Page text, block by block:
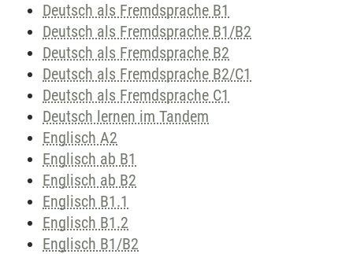
Deutsch als Fremdsprache B1
Deutsch als Fremdsprache B1/B2
Deutsch als Fremdsprache B2
Deutsch als Fremdsprache B2/C1
Deutsch als Fremdsprache C1
Deutsch lernen im Tandem
Englisch A2
Englisch ab B1
Englisch ab B2
Englisch B1.1
Englisch B1.2
Englisch B1/B2